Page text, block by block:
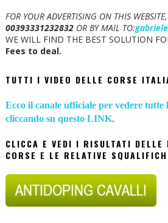
FOR YOUR ADVERTISING ON THIS
00393331232832OR BY MAIL TO:
WE WILL FIND THE BEST SOLUTION
Fees to deal.
TUTTI I VIDEO DELLE CORSE
Ecco il canale ufficiale per vedere tutte
cliccando su questo LINK.
CLICCA E VEDI I RISULTATI DELLE
CORSE E LE RELATIVE